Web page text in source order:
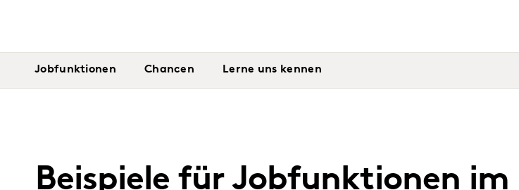
Jobfunktionen Chancen Lerne uns kennen
Beispiele für Jobfunktionen im